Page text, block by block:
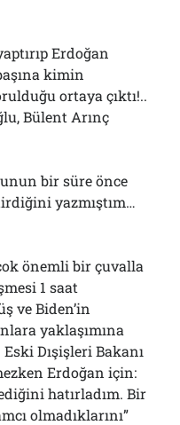
Erdoğan
kimin
ortaya çıktı!..
Bülent Arınç
bir süre önce
yazmıştım…
önemli bir çuvalla
1 saat
ve Biden’in
yaklaşımına
Dışişleri Bakanı
Erdoğan için:
hatırladım. Bir
olmadıklarını”